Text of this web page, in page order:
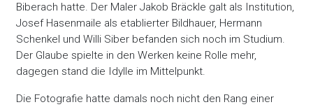
Biberach hatte. Der Maler Jakob Bräckle galt als Institution,
Josef Hasenmaile als etablierter Bildhauer, Hermann
Schenkel und Willi Siber befanden sich noch im Studium.
Der Glaube spielte in den Werken keine Rolle mehr,
dagegen stand die Idylle im Mittelpunkt.
Die Fotografie hatte damals noch nicht den Rang einer